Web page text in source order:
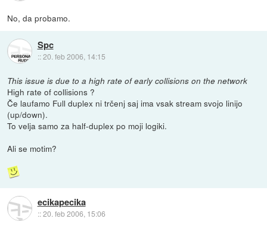
No, da probamo.
Spc
::20. feb 2006, 14:15
This issue is due to a high rate of early collisions on the network
High rate of collisions ?
Če laufamo Full duplex ni trčenj saj ima vsak stream svojo linijo
(up/down).
To velja samo za half-duplex po moji logiki.
Ali se motim?
ecikapecika
::20. feb 2006, 15:06